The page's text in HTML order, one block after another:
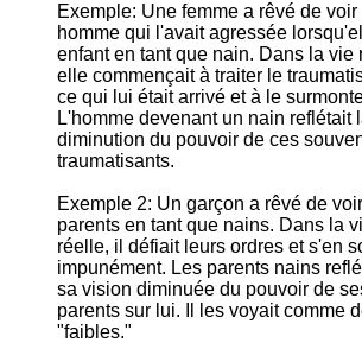
Exemple: Une femme a rêvé de voir
homme qui l'avait agressée
enfant en tant que nain. Dans la vie
elle commençait à traiter le
ce qui lui était arrivé et à le
L'homme devenant un nain reflétait
diminution du pouvoir de ces
traumatisants.
Exemple 2: Un garçon a rêvé de
parents en tant que nains. Dans la
réelle, il défiait leurs ordres et s'en
impunément. Les parents nains
sa vision diminuée du pouvoir de
parents sur lui. Il les voyait comme
"faibles."